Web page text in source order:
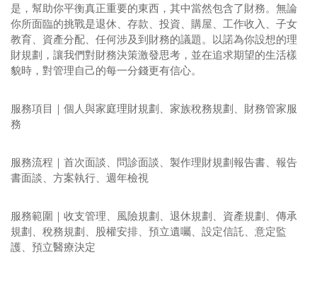
是，幫助你平衡真正重要的東西，其中當然包含了財務。無論
你所面臨的挑戰是退休、存款、投資、購屋、工作收入、子女
教育、資產分配、任何涉及到財務的議題。以諾為你設想的理
財規劃，讓我們對財務決策激發思考，並在追求期望的生活樣
貌時，對管理自己的每一分錢更有信心。
服務項目｜個人與家庭理財規劃、家族稅務規劃、財務管家服
務
服務流程｜首次面談、問診面談、製作理財規劃報告書、報告
書面談、方案執行、週年檢視
服務範圍｜收支管理、風險規劃、退休規劃、資產規劃、傳承
規劃、稅務規劃、股權安排、預立遺囑、設定信託、意定監
護、預立醫療決定